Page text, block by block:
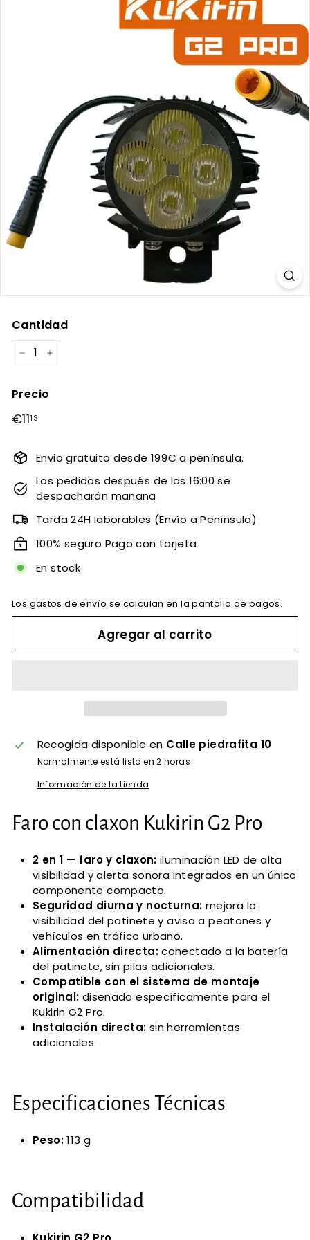
Cantidad
− +
Precio
Precio
€1113
Envio gratuito desde 199€ a península.
Los pedidos después de las 16:00 se
despacharán mañana
Tarda 24H laborables (Envío a Península)
100% seguro Pago con tarjeta
En stock
Los gastos de envío se calculan en la pantalla de pagos.
Agregar al carrito
Recogida disponible en Calle piedrafita 10
Normalmente está listo en 2 horas
Información de la tienda
Faro con claxon Kukirin G2 Pro
2 en 1 — faro y claxon: iluminación LED de alta
visibilidad y alerta sonora integrados en un único
componente compacto.
Seguridad diurna y nocturna: mejora la
visibilidad del patinete y avisa a peatones y
vehículos en tráfico urbano.
Alimentación directa:conectado a la batería
del patinete, sin pilas adicionales.
Compatible con el sistema de montaje
original: diseñado específicamente para el
Kukirin G2 Pro.
Instalación directa: sin herramientas
adicionales.
Especificaciones Técnicas
Peso:113 g
Compatibilidad